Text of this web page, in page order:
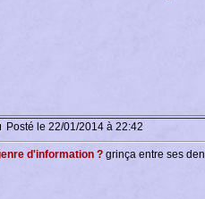
Posté le 22/01/2014 à 22:42
d'information ? grinça entre ses